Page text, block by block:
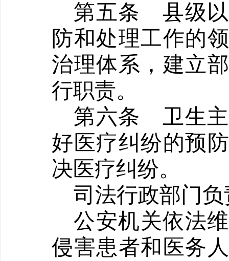
第五条县级
防和处理工作的
治理体系，建立
行职责。
第六条 卫生
好医疗纠纷的预
决医疗纠纷。
司法行政部门
公安机关依法
侵害患者和医务